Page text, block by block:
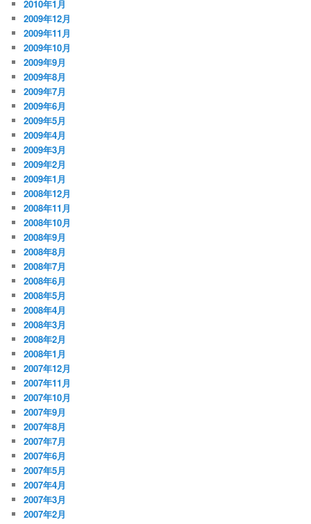
2010年1月
2009年12月
2009年11月
2009年10月
2009年9月
2009年8月
2009年7月
2009年6月
2009年5月
2009年4月
2009年3月
2009年2月
2009年1月
2008年12月
2008年11月
2008年10月
2008年9月
2008年8月
2008年7月
2008年6月
2008年5月
2008年4月
2008年3月
2008年2月
2008年1月
2007年12月
2007年11月
2007年10月
2007年9月
2007年8月
2007年7月
2007年6月
2007年5月
2007年4月
2007年3月
2007年2月